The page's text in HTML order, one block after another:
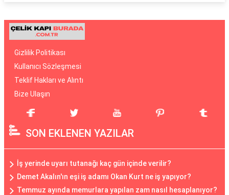
Gizlilik Politikası
Kullanıcı Sözleşmesi
Teklif Hakları ve Alıntı
Bize Ulaşın
SON EKLENEN YAZILAR
İş yerinde uyarı tutanağı kaç gün içinde verilir?
Demet Akalın'ın eşi iş adamı Okan Kurt ne iş yapıyor?
Temmuz ayında memurlara yapılan zam nasıl hesaplanıyor?